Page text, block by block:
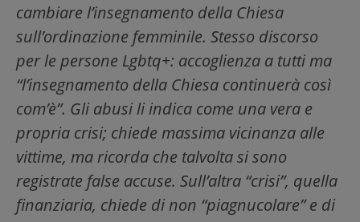
cambiare l’insegnamento della Chiesa
sull’ordinazione femminile. Stesso discorso
per le persone Lgbtq+: accoglienza a tutti ma
“l’insegnamento della Chiesa continuerà così
com’è”. Gli abusi li indica come una vera e
propria crisi; chiede massima vicinanza alle
vittime, ma ricorda che talvolta si sono
registrate false accuse. Sull’altra “crisi”, quella
finanziaria, chiede di non “piagnucolare” e di